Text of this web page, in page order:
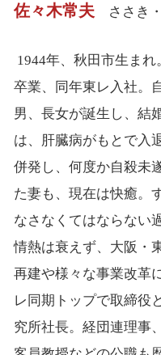
佐々木常夫ささき・
1944年、秋田市生ま
卒業、同年東レ入社。
男、長女が誕生し、結
は、肝臓病がもとで入
併発し、何度か自殺未
た妻も、現在は快癒。
なさなくてはならない
情熱は衰えず、大阪・
再建や様々な事業改革
レ同期トップで取締役
究所社長。経団連理事